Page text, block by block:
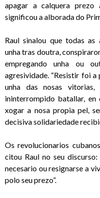
apagar a calquera
significou a alborada do
Raul sinalou que todas as
unha tras doutra,
empregando unha ou
agresividade. “Resistir foi
unha das nosas
ininterrompido batallar, en
xogar a nosa propia pel,
decisiva solidariedade
Os revolucionarios
citou Raul no seu
necesario ou resignarse a
polo seu prezo”.